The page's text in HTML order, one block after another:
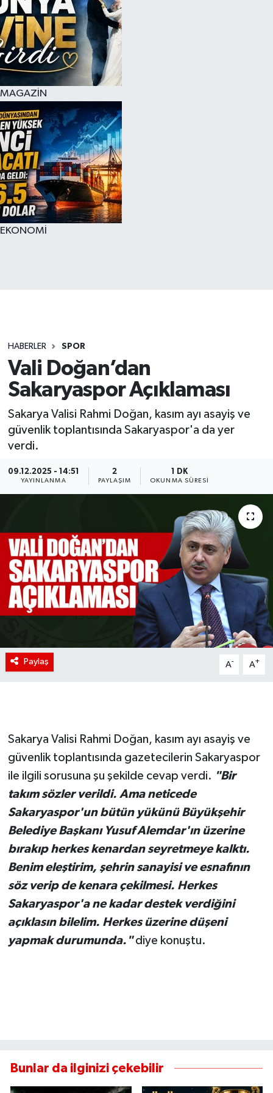
MAGAZİN
EKONOMİ
HABERLER SPOR
Vali Doğan’dan
Sakaryaspor Açıklaması
Sakarya Valisi Rahmi Doğan, kasım ayı asayiş ve
güvenlik toplantısında Sakaryaspor'a da yer
verdi.
09.12.2025 - 14:51
YAYINLANMA
2
PAYLAŞIM
1 DK
OKUNMA SÜRESI
Paylaş A- A+
Sakarya Valisi Rahmi Doğan, kasım ayı asayiş ve
güvenlik toplantısında gazetecilerin Sakaryaspor
ile ilgili sorusuna şu şekilde cevap verdi. "Bir
takım sözler verildi. Ama neticede
Sakaryaspor'un bütün yükünü Büyükşehir
Belediye Başkanı Yusuf Alemdar'ın üzerine
bırakıp herkes kenardan seyretmeye kalktı.
Benim eleştirim, şehrin sanayisi ve esnafının
söz verip de kenara çekilmesi. Herkes
Sakaryaspor'a ne kadar destek verdiğini
açıklasın bilelim. Herkes üzerine düşeni
yapmak durumunda."diye konuştu.
Bunlar da ilginizi çekebilir